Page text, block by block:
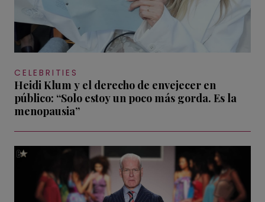
CELEBRITIES
Heidi Klum y el derecho de envejecer en
público: “Solo estoy un poco más gorda. Es la
menopausia”